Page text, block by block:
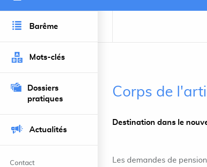
Barême
Mots-clés
Dossiers
pratiques
Actualités
Contact
Corps de
Destination dans le
Les demandes de